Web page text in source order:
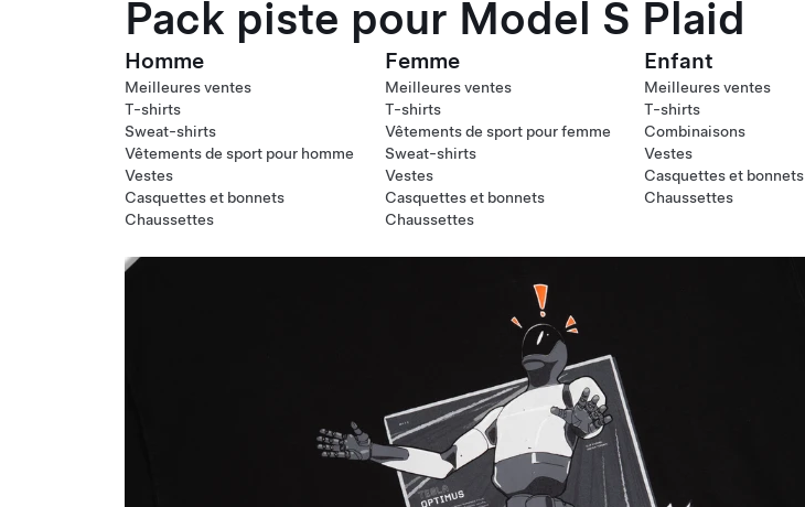
Pack piste pour Model S Plaid
Homme
Meilleures ventes
T-shirts
Sweat-shirts
Vêtements de sport pour homme
Vestes
Casquettes et bonnets
Chaussettes
Femme
Meilleures ventes
T-shirts
Vêtements de sport pour femme
Sweat-shirts
Vestes
Casquettes et bonnets
Chaussettes
Enfant
Meilleures ventes
T-shirts
Combinaisons
Vestes
Casquettes et bonnets
Chaussettes